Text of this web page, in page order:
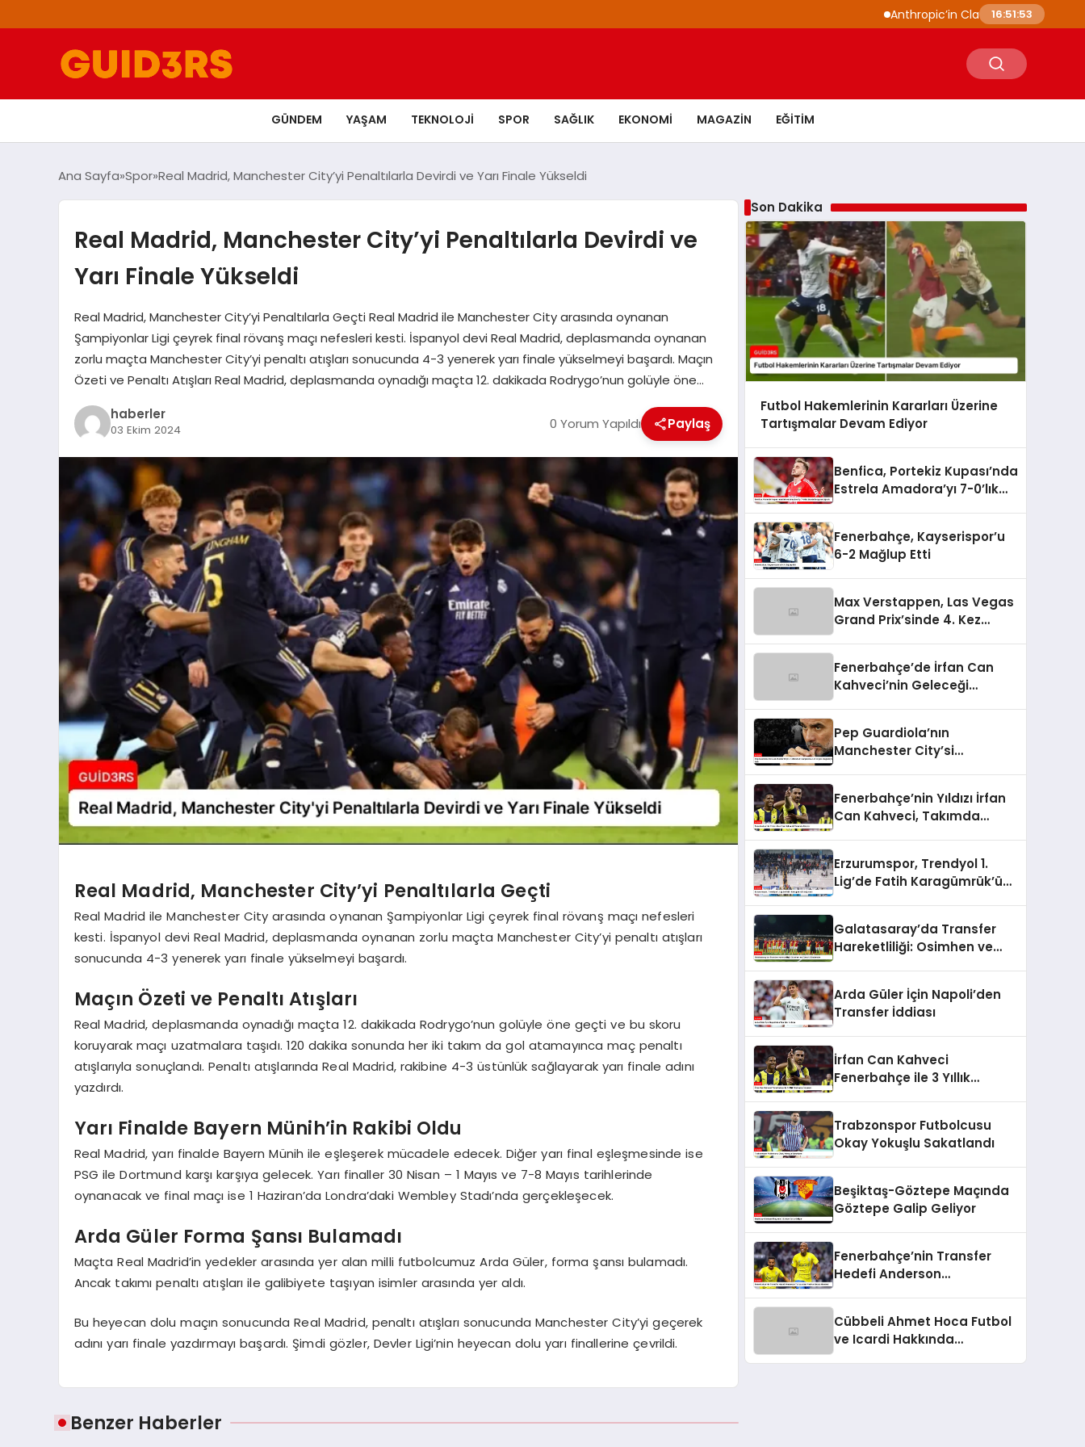
Anthropic’in Claude modelleri siber
16:51:54
GÜNDEM YAŞAM TEKNOLOJI SPOR SAĞLIK EKONOMI MAGAZIN EĞITIM
Ana Sayfa Spor Real Madrid, Manchester City’yi Penaltılarla Devirdi ve Yarı Finale Yükseldi
Real Madrid, Manchester City’yi Penaltılarla Devirdi ve
Yarı Finale Yükseldi
Real Madrid, Manchester City’yi Penaltılarla Geçti Real Madrid ile Manchester City arasında oynanan
Şampiyonlar Ligi çeyrek final rövanş maçı nefesleri kesti. İspanyol devi Real Madrid, deplasmanda oynanan
zorlu maçta Manchester City’yi penaltı atışları sonucunda 4-3 yenerek yarı finale yükselmeyi başardı. Maçın
Özeti ve Penaltı Atışları Real Madrid, deplasmanda oynadığı maçta 12. dakikada Rodrygo’nun golüyle öne…
haberler
03 Ekim 2024 0 Yorum Yapıldı Paylaş
Real Madrid, Manchester City’yi Penaltılarla Geçti
Real Madrid ile Manchester City arasında oynanan Şampiyonlar Ligi çeyrek final rövanş maçı nefesleri
kesti. İspanyol devi Real Madrid, deplasmanda oynanan zorlu maçta Manchester City’yi penaltı atışları
sonucunda 4-3 yenerek yarı finale yükselmeyi başardı.
Maçın Özeti ve Penaltı Atışları
Real Madrid, deplasmanda oynadığı maçta 12. dakikada Rodrygo’nun golüyle öne geçti ve bu skoru
koruyarak maçı uzatmalara taşıdı. 120 dakika sonunda her iki takım da gol atamayınca maç penaltı
atışlarıyla sonuçlandı. Penaltı atışlarında Real Madrid, rakibine 4-3 üstünlük sağlayarak yarı finale adını
yazdırdı.
Yarı Finalde Bayern Münih’in Rakibi Oldu
Real Madrid, yarı finalde Bayern Münih ile eşleşerek mücadele edecek. Diğer yarı final eşleşmesinde ise
PSG ile Dortmund karşı karşıya gelecek. Yarı finaller 30 Nisan – 1 Mayıs ve 7-8 Mayıs tarihlerinde
oynanacak ve final maçı ise 1 Haziran’da Londra’daki Wembley Stadı’nda gerçekleşecek.
Arda Güler Forma Şansı Bulamadı
Maçta Real Madrid’in yedekler arasında yer alan milli futbolcumuz Arda Güler, forma şansı bulamadı.
Ancak takımı penaltı atışları ile galibiyete taşıyan isimler arasında yer aldı.
Bu heyecan dolu maçın sonucunda Real Madrid, penaltı atışları sonucunda Manchester City’yi geçerek
adını yarı finale yazdırmayı başardı. Şimdi gözler, Devler Ligi’nin heyecan dolu yarı finallerine çevrildi.
Benzer Haberler
Son Dakika
Futbol Hakemlerinin Kararları Üzerine
Tartışmalar Devam Ediyor
Benfica, Portekiz Kupası’nda
Estrela Amadora’yı 7-0’lık
Fenerbahçe, Kayserispor’u
6-2 Mağlup Etti
Max Verstappen, Las Vegas
Grand Prix’sinde 4. Kez
Fenerbahçe’de İrfan Can
Kahveci’nin Geleceği
Pep Guardiola’nın
Manchester City’si
Fenerbahçe’nin Yıldızı İrfan
Can Kahveci, Takımda
Erzurumspor, Trendyol 1.
Lig’de Fatih Karagümrük’ü
Galatasaray’da Transfer
Hareketliliği: Osimhen ve
Arda Güler İçin Napoli’den
Transfer İddiası
İrfan Can Kahveci
Fenerbahçe ile 3 Yıllık
Trabzonspor Futbolcusu
Okay Yokuşlu Sakatlandı
Beşiktaş-Göztepe Maçında
Göztepe Galip Geliyor
Fenerbahçe’nin Transfer
Hedefi Anderson
Cübbeli Ahmet Hoca Futbol
ve Icardi Hakkında